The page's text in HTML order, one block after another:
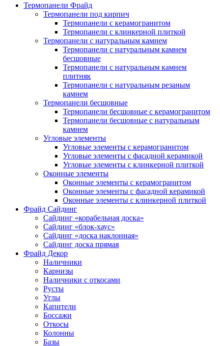
Термопанели Фрайд
Термопанели под кирпич
Термопанели с керамогранитом
Термопанели с клинкерной плиткой
Термопанели с натуральным камнем
Термопанели с натуральным камнем
бесшовные
Термопанели с натуральным камнем
плитняк
Термопанели с натуральным резаным
камнем
Термопанели бесшовные
Термопанели бесшовные с керамогранитом
Термопанели бесшовные с натуральным
камнем
Угловые элементы
Угловые элементы с керамогранитом
Угловые элементы с фасадной керамикой
Угловые элементы с клинкерной плиткой
Оконные элементы
Оконные элементы с керамогранитом
Оконные элементы с фасадной керамикой
Оконные элементы с клинкерной плиткой
Фрайд Сайдинг
Сайдинг «корабельная доска»
Сайдинг «блок-хаус»
Сайдинг «доска наклонная»
Сайдинг доска прямая
Фрайд Декор
Наличники
Карнизы
Наличники с откосами
Русты
Углы
Капители
Боссажи
Откосы
Колонны
Базы